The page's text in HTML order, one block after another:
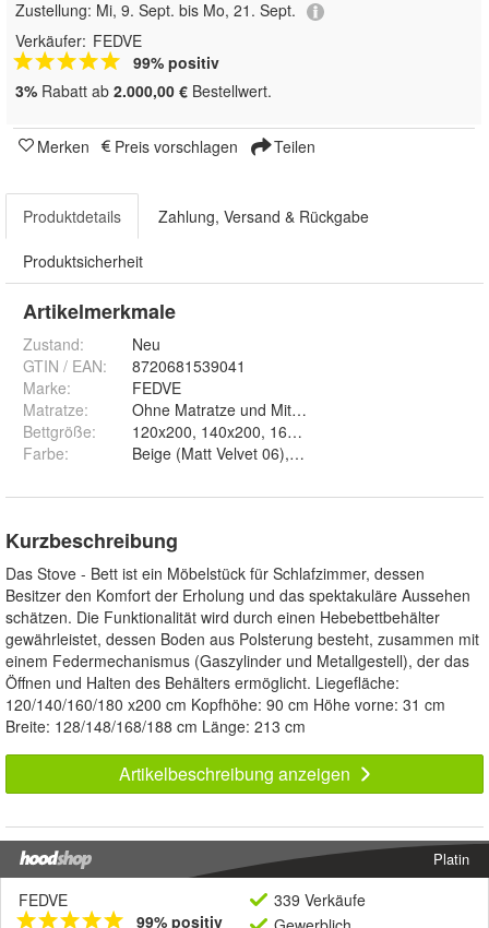
Zustellung: Mi, 9. Sept. bis Mo, 21. Sept.
Verkäufer: FEDVE
99% positiv
3% Rabatt ab 2.000,00 € Bestellwert.
Merken Preis vorschlagen Teilen
Produktdetails Zahlung, Versand & Rückgabe
Produktsicherheit
Artikelmerkmale
Zustand:
Neu
GTIN / EAN:
8720681539041
Marke:
FEDVE
Matratze:
Ohne Matratze und Mit Matratze
Bettgröße:
Farbe: Beige (Matt Velvet 06), Dunkelbraun (Matt Velvet
Kurzbeschreibung
Das Stove - Bett ist ein Möbelstück für Schlafzimmer, dessen
Besitzer den Komfort der Erholung und das spektakuläre Aussehen
schätzen. Die Funktionalität wird durch einen Hebebettbehälter
gewährleistet, dessen Boden aus Polsterung besteht, zusammen mit
einem Federmechanismus (Gaszylinder und Metallgestell), der das
Öffnen und Halten des Behälters ermöglicht. Liegefläche:
120/140/160/180 x200 cm Kopfhöhe: 90 cm Höhe vorne: 31 cm
Breite: 128/148/168/188 cm Länge: 213 cm
Artikelbeschreibung anzeigen
Platin
FEDVE
99% positiv
339 Verkäufe